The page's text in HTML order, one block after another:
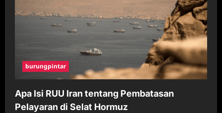
burungpintar
Apa Isi RUU Iran tentang Pembatasan
Pelayaran di Selat Hormuz